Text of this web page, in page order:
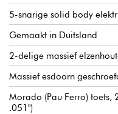
5-snarige solid body
Gemaakt in Duitsland
2-delige massief
Massief esdoorn
Morado (Pau Ferro) toets,
.051")